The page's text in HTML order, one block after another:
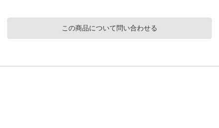
この商品について問い合わせる